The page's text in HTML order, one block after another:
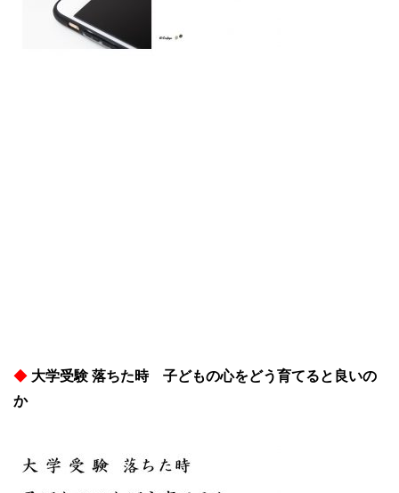
◆ 大学受験 落ちた時 子どもの心をどう育てると良いの
か